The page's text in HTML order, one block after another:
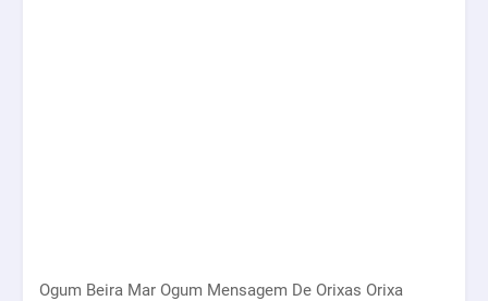
Ogum Beira Mar Ogum Mensagem De Orixas Orixa